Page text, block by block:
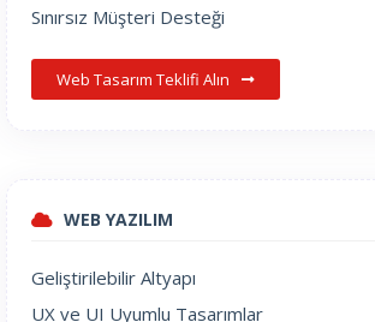
Sınırsız Müşteri Desteği
Web Tasarım Teklifi Alın
WEB YAZILIM
Geliştirilebilir Altyapı
UX ve UI Uyumlu Tasarımlar